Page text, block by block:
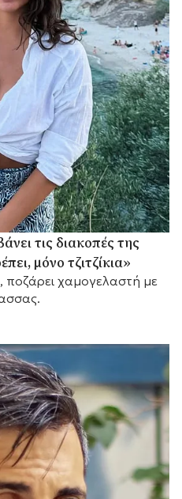
τις διακοπές της
μόνο τζιτζίκια»
ποζάρει χαμογελαστή με